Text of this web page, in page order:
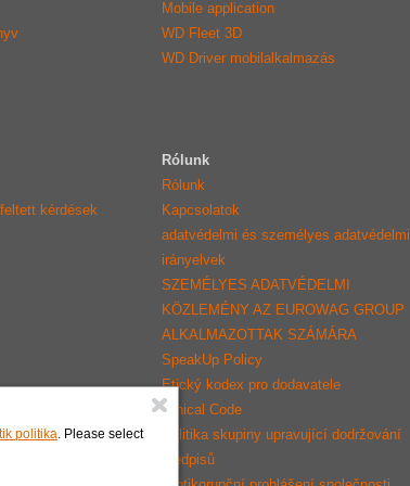
Mobile application
WD Fleet 3D
WD Driver mobilalkalmazás
kérdések
Rólunk
Rólunk
Kapcsolatok
adatvédelmi és személyes adatvédelmi
irányelvek
SZEMÉLYES ADATVÉDELMI
KÖZLEMÉNY AZ EUROWAG GROUP
ALKALMAZOTTAK SZÁMÁRA
SpeakUp Policy
Etický kodex pro dodavatele
Ethical Code
Politika skupiny upravující dodržování
předpisů
politika. Please select